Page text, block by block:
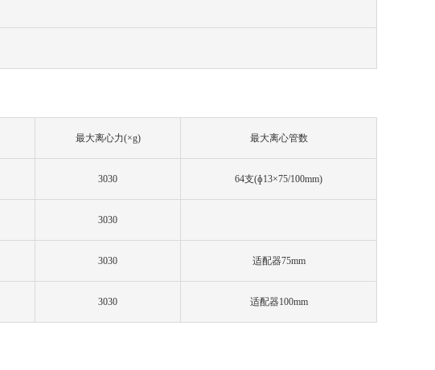
最大离心力(×g) 最大离心管数
3030 64支(ɸ13×75/100mm)
3030
3030 适配器75mm
3030 适配器100mm